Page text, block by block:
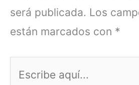
será publicada. Los
están marcados con *